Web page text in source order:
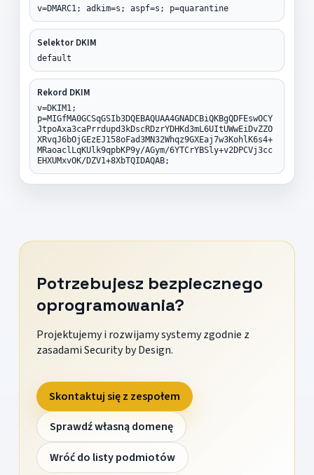
v=DMARC1; adkim=s; aspf=s; p=quarantine
Selektor DKIM
default
Rekord DKIM
v=DKIM1;
p=MIGfMA0GCSqGSIb3DQEBAQUAA4GNADCBiQKBgQDFEswOCY
JtpoAxa3caPrrdupd3kDscRDzrYDHKd3mL6UItUWwEiDvZZO
XRvqJ6bOjGEzEJ158oFad3MN32Whqz9GXEaj7w3KohlK6s4+
MRaoaclLqKUlk9qpbKP9y/AGym/6YTCrYBSly+v2DPCVj3cc
EHXUMxvOK/DZV1+8XbTQIDAQAB;
Potrzebujesz bezpiecznego
oprogramowania?
Projektujemy i rozwijamy systemy zgodnie z
zasadami Security by Design.
Skontaktuj się z zespołem
Sprawdź własną domenę
Wróć do listy podmiotów